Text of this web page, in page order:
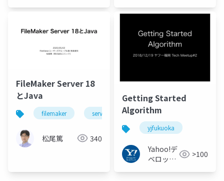
FileMaker Server 18
とJava
filemaker server java
松尾篤 340
Getting Started
Algorithm
yjfukuoka
Yahoo!デ
ベロッパ
>100